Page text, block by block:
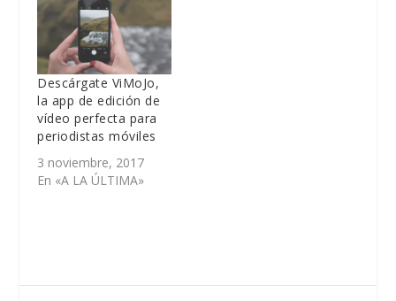
Descárgate ViMoJo,
la app de edición de
vídeo perfecta para
periodistas móviles
3 noviembre, 2017
En «A LA ÚLTIMA»